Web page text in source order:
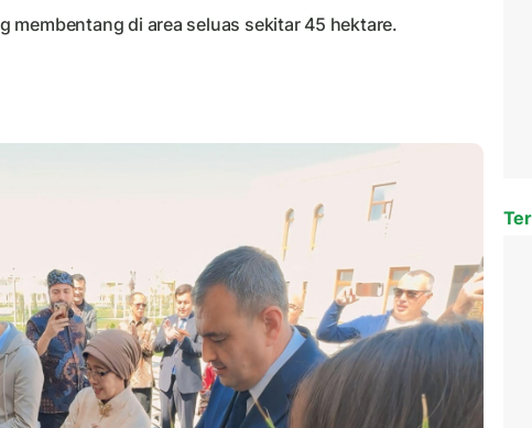
membentang di area seluas sekitar 45 hektare.